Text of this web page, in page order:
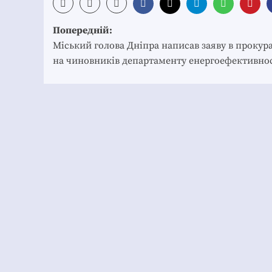
Post
navigation
Попередній:
Міський голова Дніпра написав заяву в
на чиновників департаменту